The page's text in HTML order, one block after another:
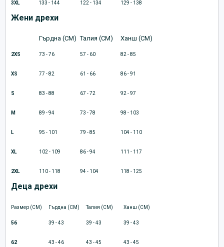
3XL 133 - 144 122 - 134 129 - 138
Жени дрехи
Гърдна (CM) Талия (CM) Ханш (CM)
2XS 73 - 76 57 - 60 82 - 85
XS 77 - 82 61 - 66 86 - 91
S 83 - 88 67 - 72 92 - 97
M 89 - 94 73 - 78 98 - 103
L 95 - 101 79 - 85 104 - 110
XL 102 - 109 86 - 94 111 - 117
2XL 110 - 118 94 - 104 118 - 125
Деца дрехи
Размер (CM) Гърдна (CM) Талия (CM) Ханш (CM)
56 39 - 43 39 - 43 39 - 43
62 43 - 46 43 - 45 43 - 45